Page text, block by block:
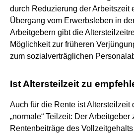
durch Reduzierung der Arbeitszeit
Übergang vom Erwerbsleben in
Arbeitgebern gibt die
Möglichkeit zur früheren
zum sozialverträglichen
Ist Altersteilzeit zu
Auch für die Rente ist Altersteilzeit
„normale“ Teilzeit: Der
Rentenbeiträge des